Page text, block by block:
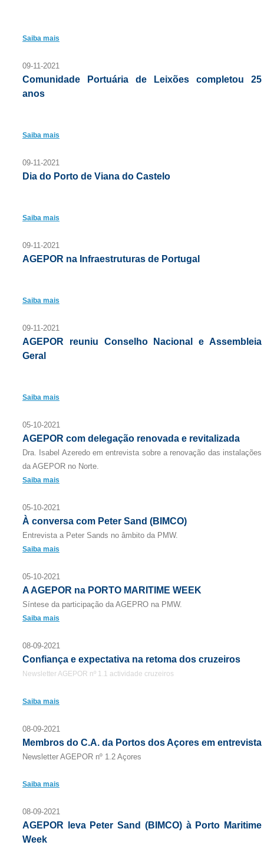
Saiba mais
09-11-2021
Comunidade Portuária de Leixões completou 25
anos
Saiba mais
09-11-2021
Dia do Porto de Viana do Castelo
Saiba mais
09-11-2021
AGEPOR na Infraestruturas de Portugal
Saiba mais
09-11-2021
AGEPOR reuniu Conselho Nacional e Assembleia
Geral
Saiba mais
05-10-2021
AGEPOR com delegação renovada e revitalizada
Dra. Isabel Azeredo em entrevista sobre a renovação das instalações
da AGEPOR no Norte.
Saiba mais
05-10-2021
À conversa com Peter Sand (BIMCO)
Entrevista a Peter Sands no âmbito da PMW.
Saiba mais
05-10-2021
A AGEPOR na PORTO MARITIME WEEK
Síntese da participação da AGEPRO na PMW.
Saiba mais
08-09-2021
Confiança e expectativa na retoma dos cruzeiros
Newsletter AGEPOR nº 1.1 actividade cruzeiros
Saiba mais
08-09-2021
Membros do C.A. da Portos dos Açores em entrevista
Newsletter AGEPOR nº 1.2 Açores
Saiba mais
08-09-2021
AGEPOR leva Peter Sand (BIMCO) à Porto Maritime
Week